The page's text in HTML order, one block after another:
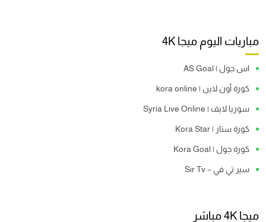
مباريات اليوم ميجا 4K
اس جول | AS Goal
كورة أون لاين | kora online
سوريا لايف | Syria Live Online
كورة ستار | Kora Star
كورة جول | Kora Goal
سير تي في – Sir Tv
ميجا 4K مباشر